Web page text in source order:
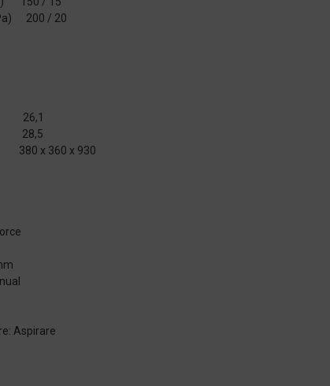
200 / 20
26,1
28,5
380 x 360 x 930
Aspirare